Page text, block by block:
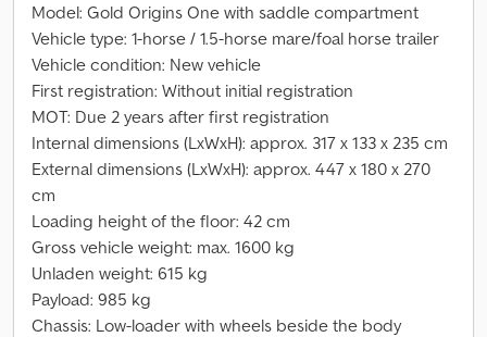
Model: Gold Origins One with saddle compartment
Vehicle type: 1-horse / 1.5-horse mare/foal horse trailer
Vehicle condition: New vehicle
First registration: Without initial registration
MOT: Due 2 years after first registration
Internal dimensions (LxWxH): approx. 317 x 133 x 235 cm
External dimensions (LxWxH): approx. 447 x 180 x 270
cm
Loading height of the floor: 42 cm
Gross vehicle weight: max. 1600 kg
Unladen weight: 615 kg
Payload: 985 kg
Chassis: Low-loader with wheels beside the body